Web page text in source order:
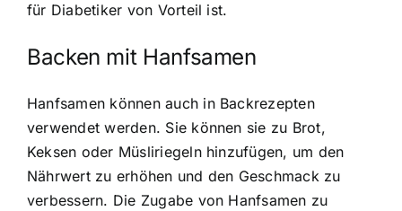
für Diabetiker von Vorteil ist.
Backen mit Hanfsamen
Hanfsamen können auch in Backrezepten
verwendet werden. Sie können sie zu Brot,
Keksen oder Müsliriegeln hinzufügen, um den
Nährwert zu erhöhen und den Geschmack zu
verbessern. Die Zugabe von Hanfsamen zu